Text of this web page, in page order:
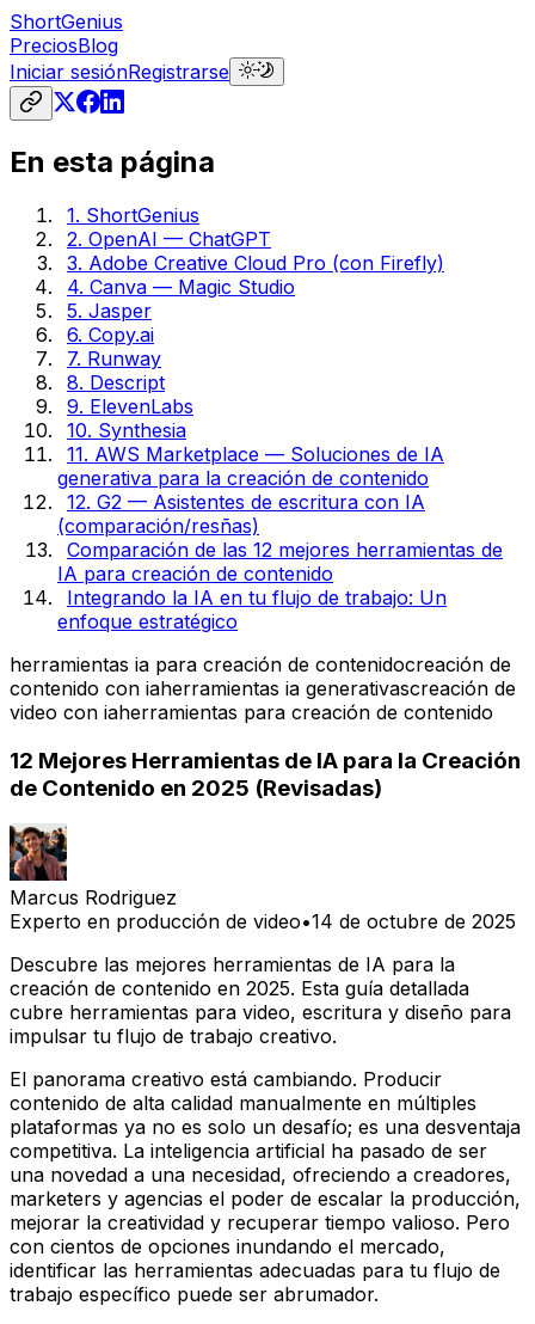
ShortGenius
PreciosBlog
Iniciar sesiónRegistrarse
En esta página
1. ShortGenius
2. OpenAI — ChatGPT
3. Adobe Creative Cloud Pro (con Firefly)
4. Canva — Magic Studio
5. Jasper
6. Copy.ai
7. Runway
8. Descript
9. ElevenLabs
10. Synthesia
11. AWS Marketplace — Soluciones de IA
generativa para la creación de contenido
12. G2 — Asistentes de escritura con IA
(comparación/resñas)
Comparación de las 12 mejores herramientas de
IA para creación de contenido
Integrando la IA en tu flujo de trabajo: Un
enfoque estratégico
herramientas ia para creación de contenidocreación de
contenido con iaherramientas ia generativascreación de
video con iaherramientas para creación de contenido
12 Mejores Herramientas de IA para la Creación
de Contenido en 2025 (Revisadas)
Marcus Rodriguez
Experto en producción de video•14 de octubre de 2025
Descubre las mejores herramientas de IA para la
creación de contenido en 2025. Esta guía detallada
cubre herramientas para video, escritura y diseño para
impulsar tu flujo de trabajo creativo.
El panorama creativo está cambiando. Producir
contenido de alta calidad manualmente en múltiples
plataformas ya no es solo un desafío; es una desventaja
competitiva. La inteligencia artificial ha pasado de ser
una novedad a una necesidad, ofreciendo a creadores,
marketers y agencias el poder de escalar la producción,
mejorar la creatividad y recuperar tiempo valioso. Pero
con cientos de opciones inundando el mercado,
identificar las herramientas adecuadas para tu flujo de
trabajo específico puede ser abrumador.